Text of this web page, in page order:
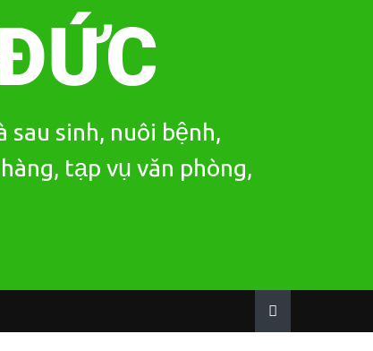
sinh, nuôi bệnh,
tạp vụ văn phòng,